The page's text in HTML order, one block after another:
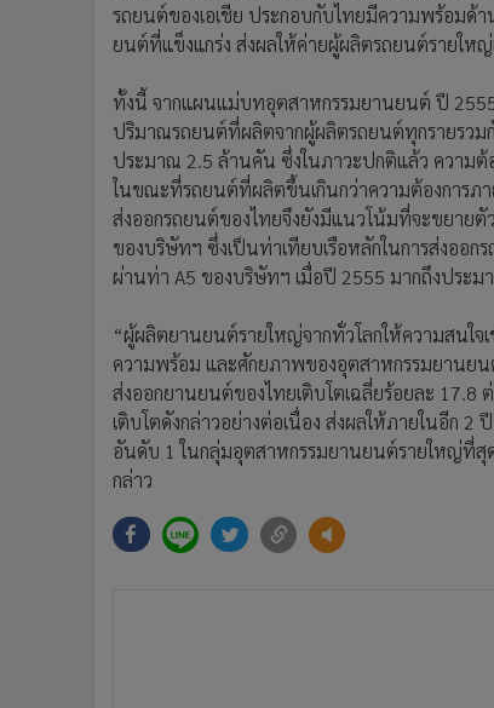
รถยนต์ของเอเชีย ประกอบกับไทยมีความพร้อม
ยนต์ที่แข็งแกร่ง ส่งผลให้ค่ายผู้ผลิตรถยนต์รายให
ทั้งนี้ จากแผนแม่บทอุตสาหกรรมยานยนต์ ปี
ปริมาณรถยนต์ที่ผลิตจากผู้ผลิตรถยนต์ทุกรายรว
ประมาณ 2.5 ล้านคัน ซึ่งในภาวะปกติแล้ว ความ
ในขณะที่รถยนต์ที่ผลิตขึ้นเกินกว่าความต้องการภา
ส่งออกรถยนต์ของไทยจึงยังมีแนวโน้มที่จะขยายตั
ของบริษัทฯ ซึ่งเป็นท่าเทียบเรือหลักในการส่งออ
ผ่านท่า A5 ของบริษัทฯ เมื่อปี 2555 มากถึงประ
“ผู้ผลิตยานยนต์รายใหญ่จากทั่วโลกให้ความสนใจ
ความพร้อม และศักยภาพของอุตสาหกรรมยานย
ส่งออกยานยนต์ของไทยเติบโตเฉลี่ยร้อยละ 17.8
เติบโตดังกล่าวอย่างต่อเนื่อง ส่งผลให้ภายในอีก
อันดับ 1 ในกลุ่มอุตสาหกรรมยานยนต์รายใหญ่ที่สุ
กล่าว